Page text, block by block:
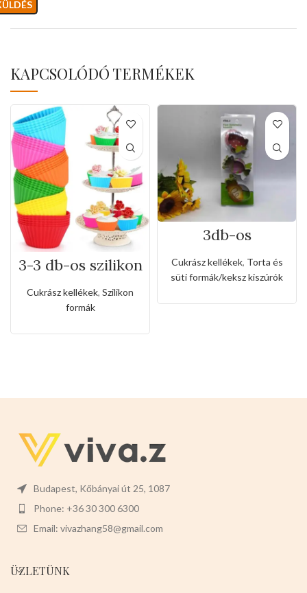
KAPCSOLÓDÓ TERMÉKEK
3-3 db-os szilikon
Cukrász kellékek, Szilikon
formák
3db-os
kiszúró készlet
cukorka alakkal
Cukrász kellékek, Torta és
süti formák/keksz kiszúrók
Budapest, Kőbányai út 25, 1087
Phone: +36 30 300 6300
Email: vivazhang58@gmail.com
ÜZLETÜNK